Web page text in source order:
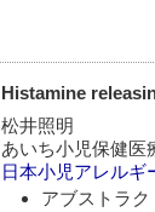
Histamine
松井照明
あいち小児保健医
日本小児アレルギ
アブストラク